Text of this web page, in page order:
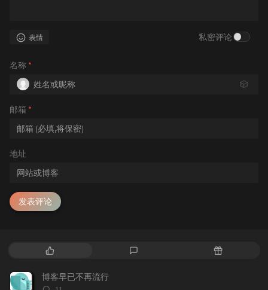
表情 私密评论
名称 *
🎲
邮箱 *
地址
发表评论
热
文
章
随
博客早已不再流行
评